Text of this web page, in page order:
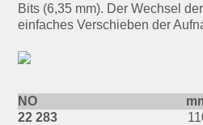
Bits (6,35 mm). Der Wechsel
einfaches Verschieben der
NO
22 283